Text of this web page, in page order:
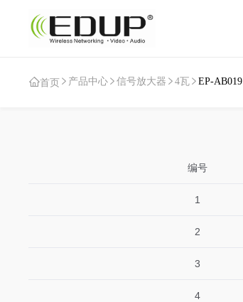
首页 产品中心 信号放大器 4瓦 EP-AB019
编号
1
2
3
4